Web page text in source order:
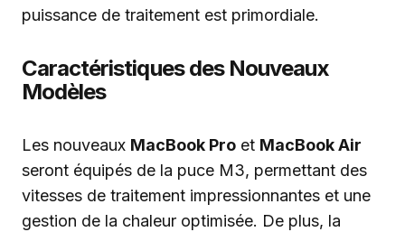
puissance de traitement est primordiale.
Caractéristiques des Nouveaux
Modèles
Les nouveaux MacBook Pro et MacBook Air
seront équipés de la puce M3, permettant des
vitesses de traitement impressionnantes et une
gestion de la chaleur optimisée. De plus, la